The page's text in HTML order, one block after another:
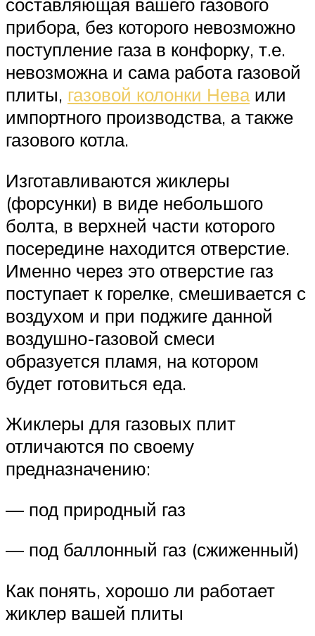
прибора, без которого невозможно
поступление газа в конфорку, т.е.
невозможна и сама работа газовой
плиты, газовой колонки Неваили
импортного производства, а также
газового котла.
Изготавливаются жиклеры
(форсунки) в виде небольшого
болта, в верхней части которого
посередине находится отверстие.
Именно через это отверстие газ
поступает к горелке, смешивается с
воздухом и при поджиге данной
воздушно-газовой смеси
образуется пламя, на котором
будет готовиться еда.
Жиклеры для газовых плит
отличаются по своему
предназначению:
— под природный газ
— под баллонный газ (сжиженный)
Как понять, хорошо ли работает
жиклер вашей плиты